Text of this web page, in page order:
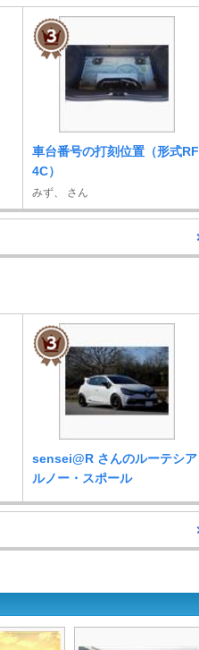
車台番号の打刻位置（形式RF
4C）
みず、 さん
sensei@R さんのルーテシア
ルノー・スポール